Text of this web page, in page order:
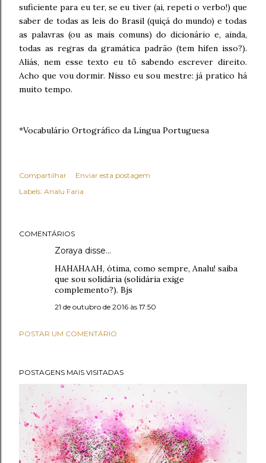
suficiente para eu ter, se eu tiver (ai, repeti o verbo!) que
saber de todas as leis do Brasil (quiçá do mundo) e todas
as palavras (ou as mais comuns) do dicionário e, ainda,
todas as regras da gramática padrão (tem hífen isso?).
Aliás, nem esse texto eu tô sabendo escrever direito.
Acho que vou dormir. Nisso eu sou mestre: já pratico há
muito tempo.
*Vocabulário Ortográfico da Língua Portuguesa
Compartilhar
Enviar esta postagem
Labels: Analu Faria
COMENTÁRIOS
Zoraya disse…
HAHAHAAH, ótima, como sempre, Analu! saiba
que sou solidária (solidária exige
complemento?). Bjs
21 de outubro de 2016 às 17:50
POSTAR UM COMENTÁRIO
POSTAGENS MAIS VISITADAS